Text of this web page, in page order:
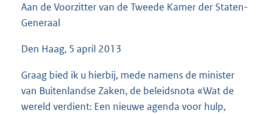
M
Aan de Voorzitter van de Tweede Kamer der Staten-
Generaal
Den Haag, 5 april 2013
Graag bied ik u hierbij, mede namens de minister
van Buitenlandse Zaken, de beleidsnota «Wat de
wereld verdient: Een nieuwe agenda voor hulp,